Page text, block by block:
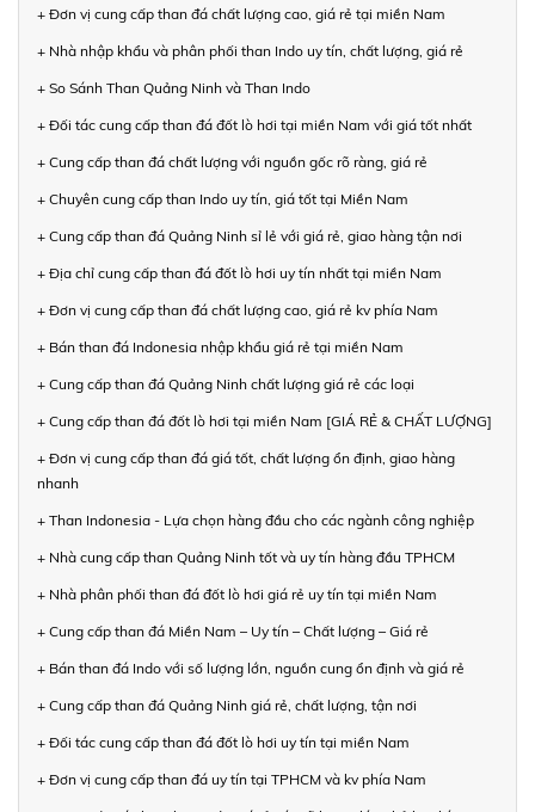
+ Đơn vị cung cấp than đá chất lượng cao, giá rẻ tại miền Nam
+ Nhà nhập khẩu và phân phối than Indo uy tín, chất lượng, giá rẻ
+ So Sánh Than Quảng Ninh và Than Indo
+ Đối tác cung cấp than đá đốt lò hơi tại miền Nam với giá tốt nhất
+ Cung cấp than đá chất lượng với nguồn gốc rõ ràng, giá rẻ
+ Chuyên cung cấp than Indo uy tín, giá tốt tại Miền Nam
+ Cung cấp than đá Quảng Ninh sỉ lẻ với giá rẻ, giao hàng tận nơi
+ Địa chỉ cung cấp than đá đốt lò hơi uy tín nhất tại miền Nam
+ Đơn vị cung cấp than đá chất lượng cao, giá rẻ kv phía Nam
+ Bán than đá Indonesia nhập khẩu giá rẻ tại miền Nam
+ Cung cấp than đá Quảng Ninh chất lượng giá rẻ các loại
+ Cung cấp than đá đốt lò hơi tại miền Nam [GIÁ RẺ & CHẤT LƯỢNG]
+ Đơn vị cung cấp than đá giá tốt, chất lượng ổn định, giao hàng
nhanh
+ Than Indonesia - Lựa chọn hàng đầu cho các ngành công nghiệp
+ Nhà cung cấp than Quảng Ninh tốt và uy tín hàng đầu TPHCM
+ Nhà phân phối than đá đốt lò hơi giá rẻ uy tín tại miền Nam
+ Cung cấp than đá Miền Nam – Uy tín – Chất lượng – Giá rẻ
+ Bán than đá Indo với số lượng lớn, nguồn cung ổn định và giá rẻ
+ Cung cấp than đá Quảng Ninh giá rẻ, chất lượng, tận nơi
+ Đối tác cung cấp than đá đốt lò hơi uy tín tại miền Nam
+ Đơn vị cung cấp than đá uy tín tại TPHCM và kv phía Nam